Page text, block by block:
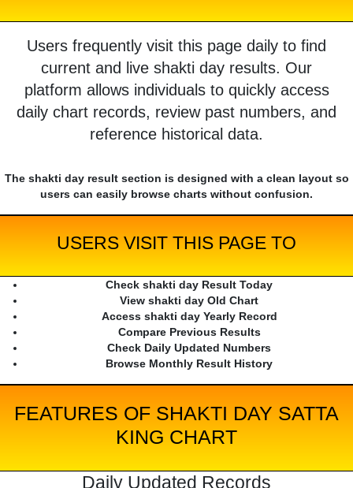
Users frequently visit this page daily to find
current and live shakti day results. Our
platform allows individuals to quickly access
daily chart records, review past numbers, and
reference historical data.
The shakti day result section is designed with a clean layout so
users can easily browse charts without confusion.
USERS VISIT THIS PAGE TO
Check shakti day Result Today
View shakti day Old Chart
Access shakti day Yearly Record
Compare Previous Results
Check Daily Updated Numbers
Browse Monthly Result History
FEATURES OF SHAKTI DAY SATTA
KING CHART
Daily Updated Records